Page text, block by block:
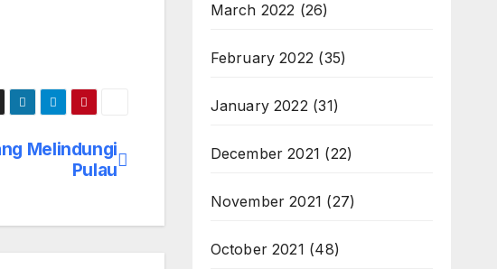
Melindungi
Pulau
March 2022 (26)
February 2022 (35)
January 2022(31)
December 2021 (22)
November 2021 (27)
October 2021 (48)